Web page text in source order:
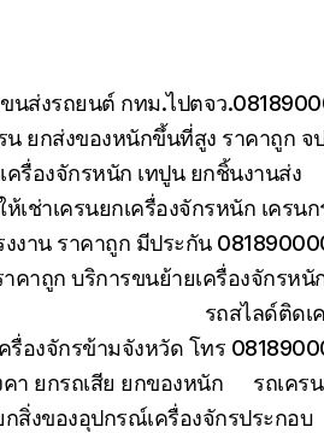
ขนส่งรถยนต์ กทม.ไปตจว
น ยกส่งของหนักขึ้นที่สูง ราคาถูก จ
ครื่องจักรหนัก เทปูน ยกชิ้นงานส่ง
เช่าเครนยกเครื่องจักรหนัก เครนก
งงาน ราคาถูก มีประกัน
คาถูก บริการขนย้ายเครื่องจักรหนั
รถสไลด์ติดเ
รื่องจักรข้ามจังหวัด โทร
า ยกรถเสีย ยกของหนัก
รถเคร
สิ่งของอุปกรณ์เครื่องจักรประกอบ